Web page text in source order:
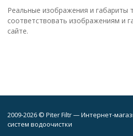
Реальные изображения и габариты
соответствовать изображениям и
сайте.
2009-2026 © Piter Filtr — Интернет-
систем водоочистки